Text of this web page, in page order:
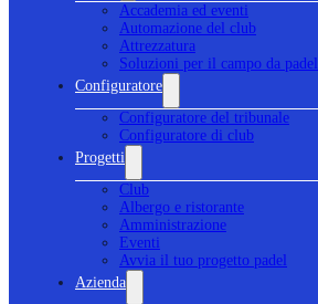
Accademia ed eventi
Automazione del club
Attrezzatura
Soluzioni per il campo da padel
Configuratore
Configuratore del tribunale
Configuratore di club
Progetti
Club
Albergo e ristorante
Amministrazione
Eventi
Avvia il tuo progetto padel
Azienda